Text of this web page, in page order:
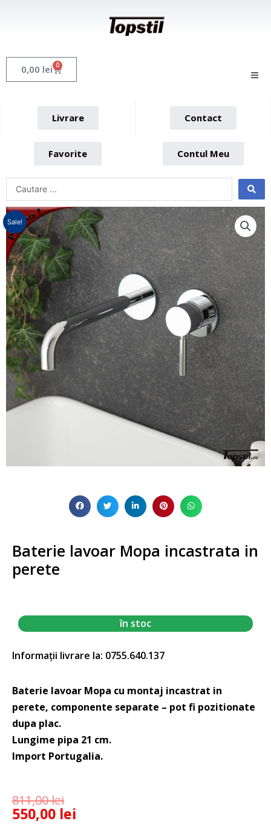
0,00 lei 0 Cart
Livrare Contact
Favorite Contul Meu
Sale!
Baterie lavoar Mopa incastrata in
perete
în stoc
Informații livrare la: 0755.640.137
Baterie lavoar Mopa cu montaj incastrat in
perete, componente separate – pot fi pozitionate
dupa plac.
Lungime pipa 21 cm.
Import Portugalia.
811,00lei
550,00 lei